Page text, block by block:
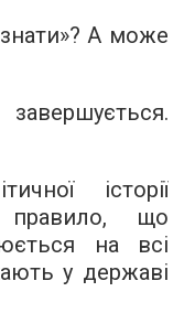
А може
історії
правило, що
на всі
у державі